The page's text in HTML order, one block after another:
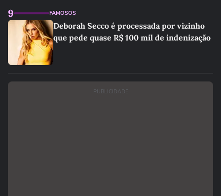
9 FAMOSOS
Deborah Secco é processada por vizinho
que pede quase R$ 100 mil de indenização
PUBLICIDADE